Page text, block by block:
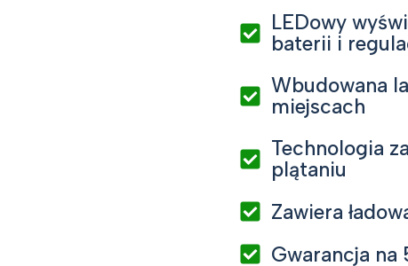
LEDowy
baterii i
Wbudowana
miejscach
Technologia
plątaniu
Zawiera
Gwarancja na